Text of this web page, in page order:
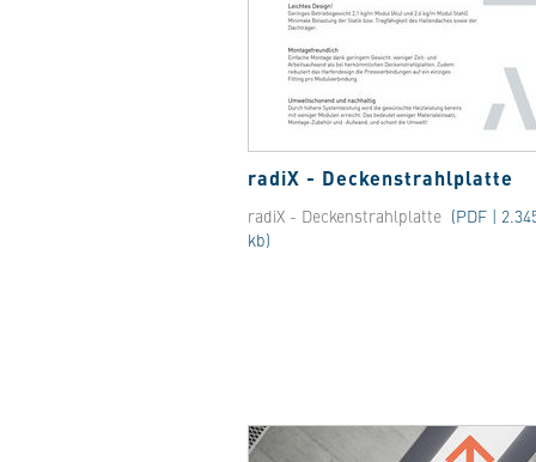
radiX - Deckenstrahlplatte
radiX - Deckenstrahlplatte (PDF |
kb)